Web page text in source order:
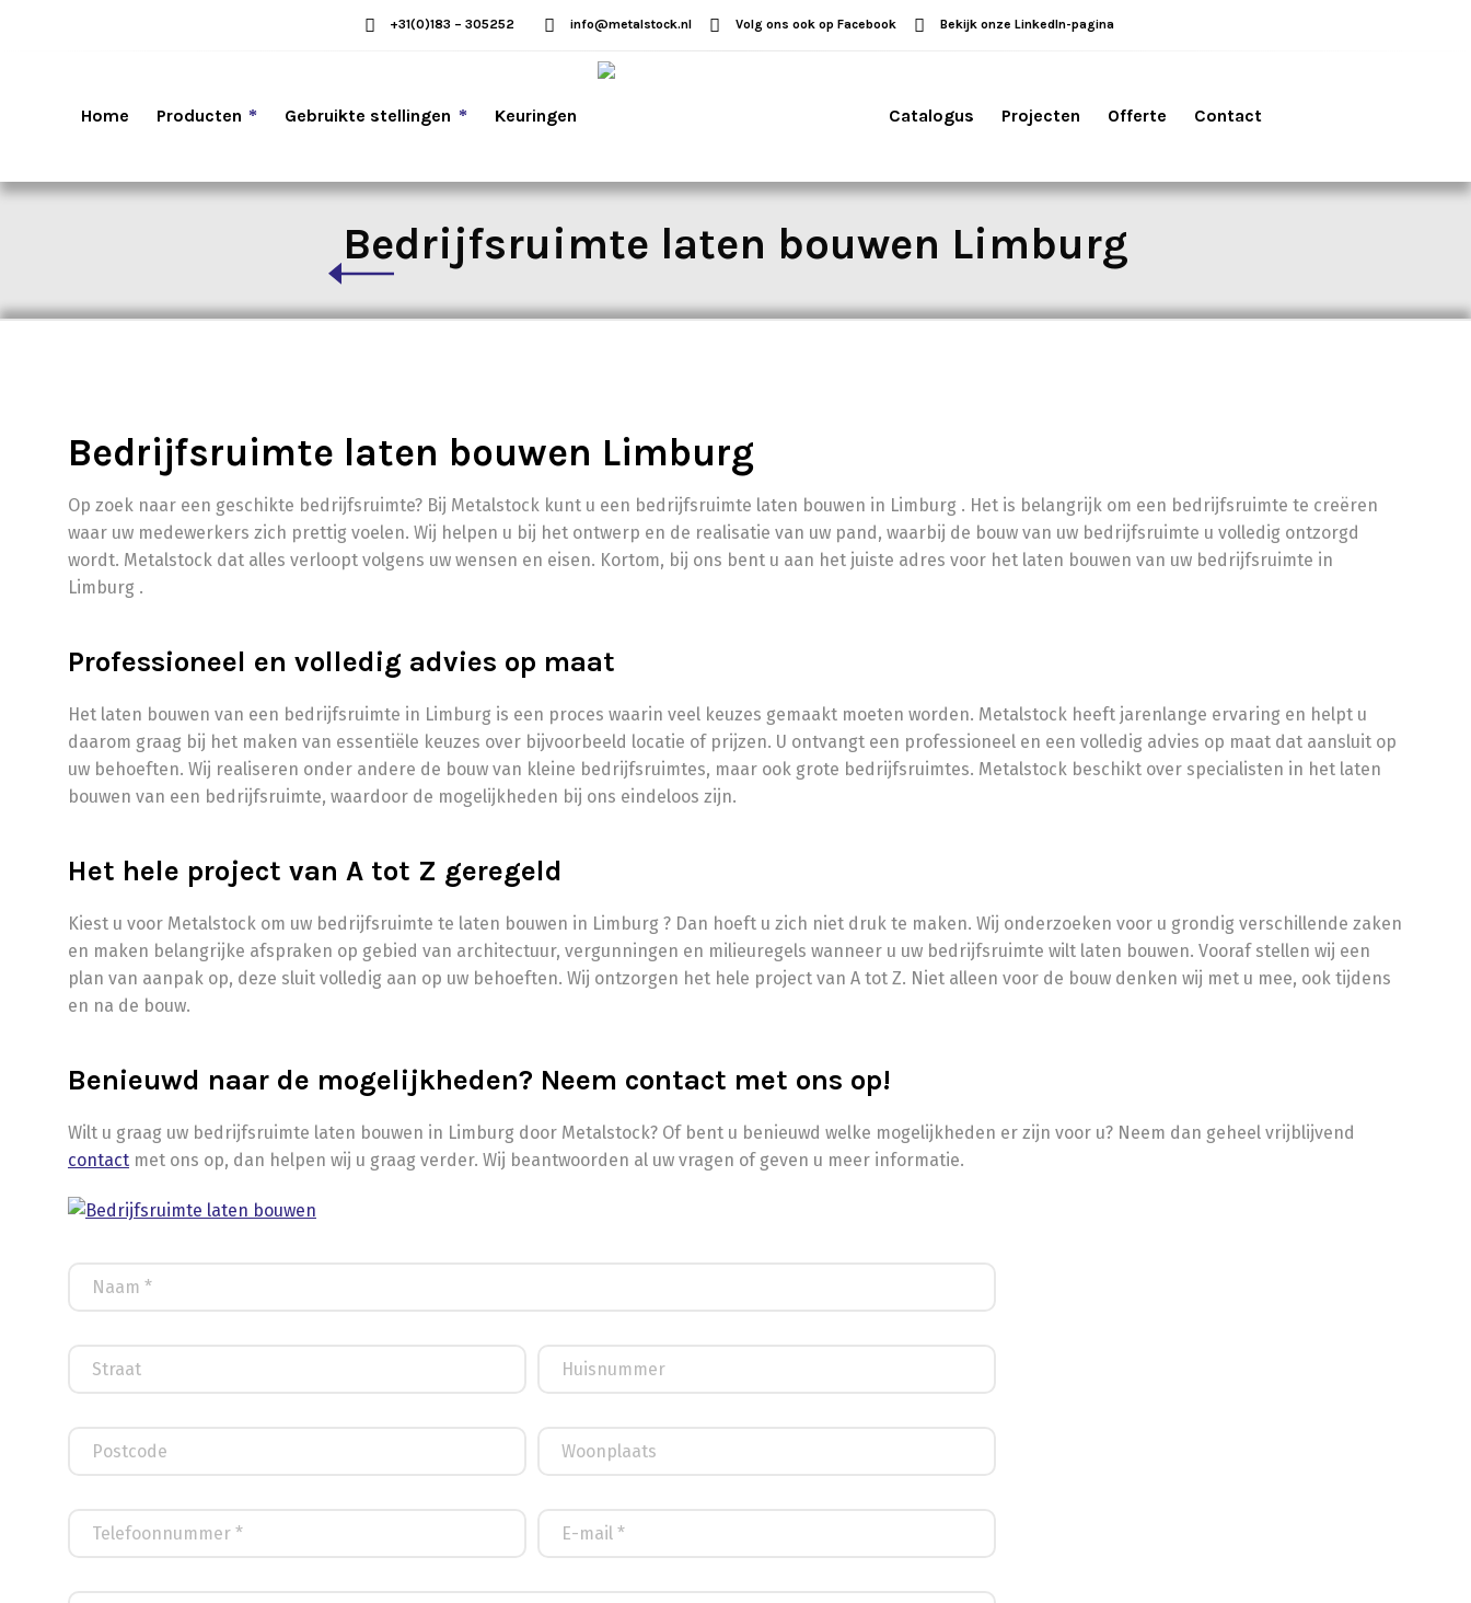
+31(0)183 – 305252 info@metalstock.nl Volg ons ook op Facebook Bekijk onze LinkedIn-pagina
Home Producten Gebruikte stellingen Keuringen Catalogus Projecten Offerte Contact
Bedrijfsruimte laten bouwen Limburg
Bedrijfsruimte laten bouwen Limburg
Op zoek naar een geschikte bedrijfsruimte? Bij Metalstock kunt u een bedrijfsruimte laten bouwen in Limburg . Het is belangrijk om een bedrijfsruimte te creëren
waar uw medewerkers zich prettig voelen. Wij helpen u bij het ontwerp en de realisatie van uw pand, waarbij de bouw van uw bedrijfsruimte u volledig ontzorgd
wordt. Metalstock dat alles verloopt volgens uw wensen en eisen. Kortom, bij ons bent u aan het juiste adres voor het laten bouwen van uw bedrijfsruimte in
Limburg .
Professioneel en volledig advies op maat
Het laten bouwen van een bedrijfsruimte in Limburg is een proces waarin veel keuzes gemaakt moeten worden. Metalstock heeft jarenlange ervaring en helpt u
daarom graag bij het maken van essentiële keuzes over bijvoorbeeld locatie of prijzen. U ontvangt een professioneel en een volledig advies op maat dat aansluit op
uw behoeften. Wij realiseren onder andere de bouw van kleine bedrijfsruimtes, maar ook grote bedrijfsruimtes. Metalstock beschikt over specialisten in het laten
bouwen van een bedrijfsruimte, waardoor de mogelijkheden bij ons eindeloos zijn.
Het hele project van A tot Z geregeld
Kiest u voor Metalstock om uw bedrijfsruimte te laten bouwen in Limburg ? Dan hoeft u zich niet druk te maken. Wij onderzoeken voor u grondig verschillende zaken
en maken belangrijke afspraken op gebied van architectuur, vergunningen en milieuregels wanneer u uw bedrijfsruimte wilt laten bouwen. Vooraf stellen wij een
plan van aanpak op, deze sluit volledig aan op uw behoeften. Wij ontzorgen het hele project van A tot Z. Niet alleen voor de bouw denken wij met u mee, ook tijdens
en na de bouw.
Benieuwd naar de mogelijkheden? Neem contact met ons op!
Wilt u graag uw bedrijfsruimte laten bouwen in Limburg door Metalstock? Of bent u benieuwd welke mogelijkheden er zijn voor u? Neem dan geheel vrijblijvend
contact met ons op, dan helpen wij u graag verder. Wij beantwoorden al uw vragen of geven u meer informatie.